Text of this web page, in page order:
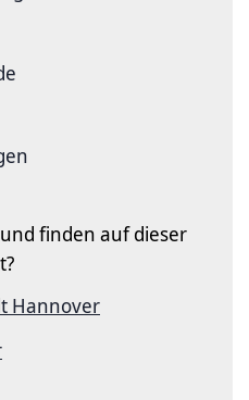
finden auf dieser
Hannover